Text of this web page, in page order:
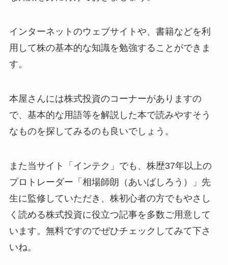
インターネットのウェブサイトや、書籍などを利
用して株の基本的な知識を勉強することができま
す。
本屋さんには株式投資のコーナーがありますの
で、基本的な用語等を解説した本で読みやすそう
なものを探してみるのも良いでしょう。
また当サイト「インテク」でも、株歴37年以上の
プロトレーダー「相場師朗（あいばしろう）」先
生に監修していただき、株初心者の方でもやさし
く読める株式投資に役立つ記事を多数ご用意して
います。無料ですのでぜひチェックしてみて下さ
いね。